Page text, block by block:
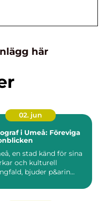
här
02. jun
i Umeå: Föreviga
en stad känd för sina
och kulturell
bjuder p&arin...